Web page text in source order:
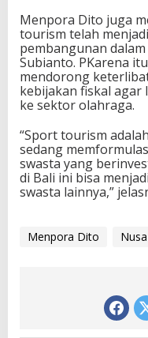
Menpora Dito juga
tourism telah
pembangunan
Subianto. PKarena
mendorong
kebijakan fiskal agar
ke sektor olahraga.
“Sport tourism
sedang
swasta yang
di Bali ini bisa
swasta lainnya,”
Menpora Dito